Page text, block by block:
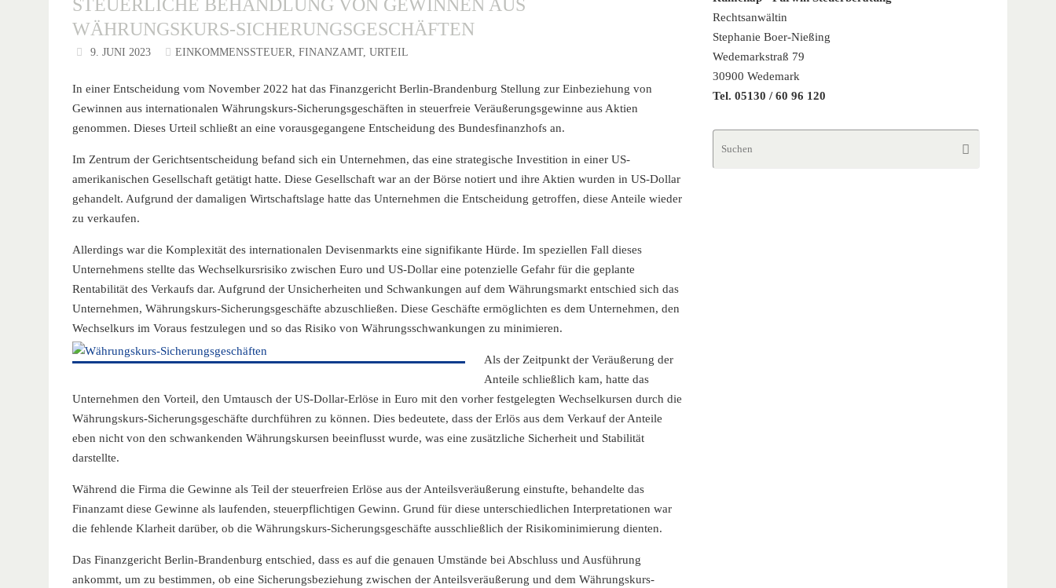
STEUERLICHE BEHANDLUNG VON GEWINNEN AUS
WÄHRUNGSKURS-SICHERUNGSGESCHÄFTEN
9. JUNI 2023 EINKOMMENSSTEUER ,FINANZAMT,URTEIL
In einer Entscheidung vom November 2022 hat das Finanzgericht Berlin-Brandenburg Stellung zur Einbeziehung von
Gewinnen aus internationalen Währungskurs-Sicherungsgeschäften in steuerfreie Veräußerungsgewinne aus Aktien
genommen. Dieses Urteil schließt an eine vorausgegangene Entscheidung des Bundesfinanzhofs an.
Im Zentrum der Gerichtsentscheidung befand sich ein Unternehmen, das eine strategische Investition in einer US-
amerikanischen Gesellschaft getätigt hatte. Diese Gesellschaft war an der Börse notiert und ihre Aktien wurden in US-Dollar
gehandelt. Aufgrund der damaligen Wirtschaftslage hatte das Unternehmen die Entscheidung getroffen, diese Anteile wieder
zu verkaufen.
Allerdings war die Komplexität des internationalen Devisenmarkts eine signifikante Hürde. Im speziellen Fall dieses
Unternehmens stellte das Wechselkursrisiko zwischen Euro und US-Dollar eine potenzielle Gefahr für die geplante
Rentabilität des Verkaufs dar. Aufgrund der Unsicherheiten und Schwankungen auf dem Währungsmarkt entschied sich das
Unternehmen, Währungskurs-Sicherungsgeschäfte abzuschließen. Diese Geschäfte ermöglichten es dem Unternehmen, den
Wechselkurs im Voraus festzulegen und so das Risiko von Währungsschwankungen zu minimieren.
Als der Zeitpunkt der Veräußerung der
Anteile schließlich kam, hatte das
Unternehmen den Vorteil, den Umtausch der US-Dollar-Erlöse in Euro mit den vorher festgelegten Wechselkursen durch die
Währungskurs-Sicherungsgeschäfte durchführen zu können. Dies bedeutete, dass der Erlös aus dem Verkauf der Anteile
eben nicht von den schwankenden Währungskursen beeinflusst wurde, was eine zusätzliche Sicherheit und Stabilität
darstellte.
Während die Firma die Gewinne als Teil der steuerfreien Erlöse aus der Anteilsveräußerung einstufte, behandelte das
Finanzamt diese Gewinne als laufenden, steuerpflichtigen Gewinn. Grund für diese unterschiedlichen Interpretationen war
die fehlende Klarheit darüber, ob die Währungskurs-Sicherungsgeschäfte ausschließlich der Risikominimierung dienten.
Das Finanzgericht Berlin-Brandenburg entschied, dass es auf die genauen Umstände bei Abschluss und Ausführung
ankommt, um zu bestimmen, ob eine Sicherungsbeziehung zwischen der Anteilsveräußerung und dem Währungskurs-
Rechtsanwältin
Stephanie Boer-Nießing
Wedemarkstraß 79
30900 Wedemark
Tel. 05130 / 60 96 120
Suchen